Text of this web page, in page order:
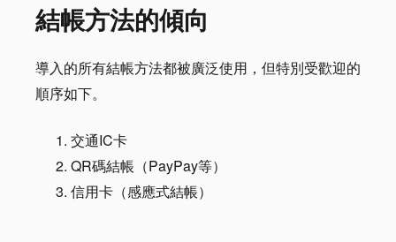
結帳方法的傾向
導入的所有結帳方法都被廣泛使用，但特別受歡迎的
順序如下。
交通IC卡
QR碼結帳（PayPay等）
信用卡（感應式結帳）